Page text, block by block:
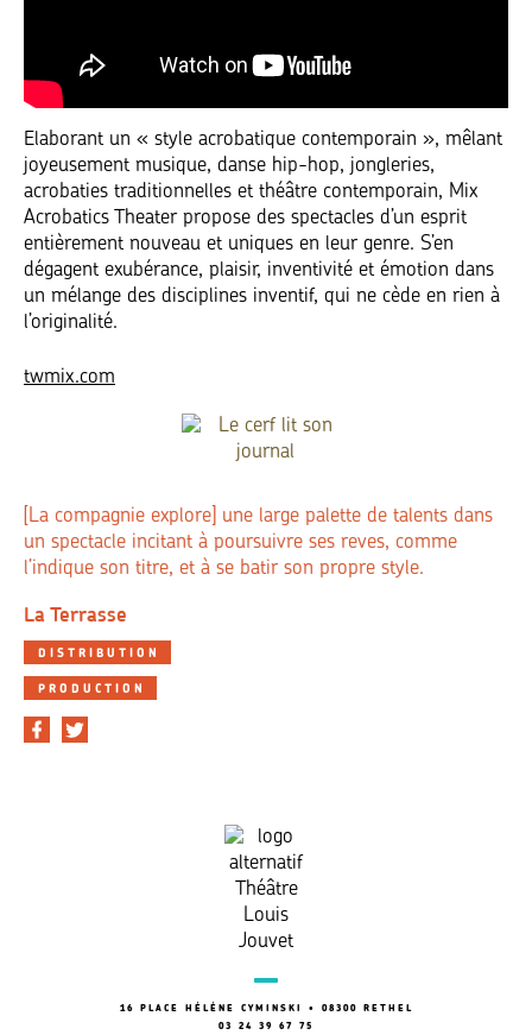
Elaborant un « style acrobatique contemporain », mêlant
joyeusement musique, danse hip-hop, jongleries,
acrobaties traditionnelles et théâtre contemporain, Mix
Acrobatics Theater propose des spectacles d’un esprit
entièrement nouveau et uniques en leur genre. S’en
dégagent exubérance, plaisir, inventivité et émotion dans
un mélange des disciplines inventif, qui ne cède en rien à
l’originalité.
twmix.com
[La compagnie explore] une large palette de talents dans
un spectacle incitant à poursuivre ses reves, comme
l’indique son titre, et à se batir son propre style.
La Terrasse
DISTRIBUTION
PRODUCTION
16 PLACE HÉLÈNE CYMINSKI • 08300 RETHEL
03 24 39 67 75